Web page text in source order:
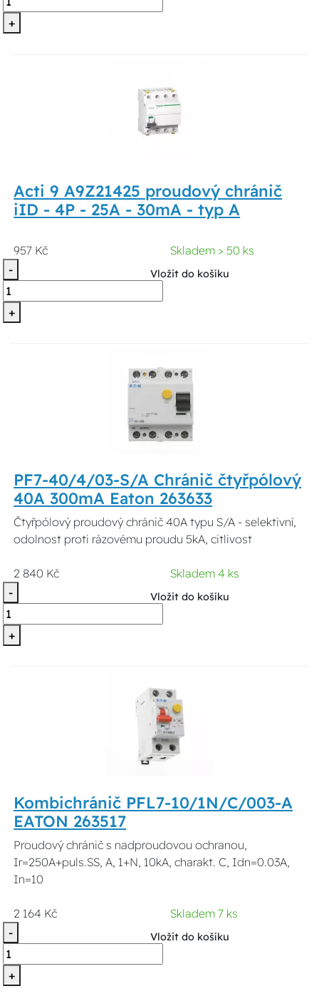
+
Acti 9 A9Z21425 proudový chránič
iID - 4P - 25A - 30mA - typ A
957 Kč
Skladem > 50 ks
-
+
Vložit do košíku
PF7-40/4/03-S/A Chránič čtyřpólový
40A 300mA Eaton 263633
Čtyřpólový proudový chránič 40A typu S/A - selektivní,
odolnost proti rázovému proudu 5kA, citlivost
2 840 Kč
Skladem 4 ks
-
+
Vložit do košíku
Kombichránič PFL7-10/1N/C/003-A
EATON 263517
Proudový chránič s nadproudovou ochranou,
Ir=250A+puls.SS, A, 1+N, 10kA, charakt. C, Idn=0.03A,
In=10
2 164 Kč
Skladem 7 ks
-
+
Vložit do košíku